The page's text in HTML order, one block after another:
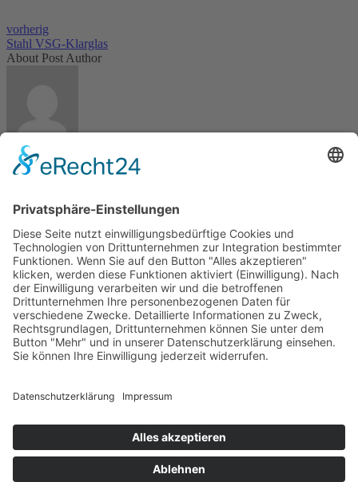
vorherig
Stahl VSG-Klarglas
About Post Author
Max
Kontakt
Meisterbetrieb Metallbau Manuel Pawel
86668 Karlshuld
Telefon: +49 (0)176 58699916
E-Mail:info@metallbau-pawel.de
Projekte